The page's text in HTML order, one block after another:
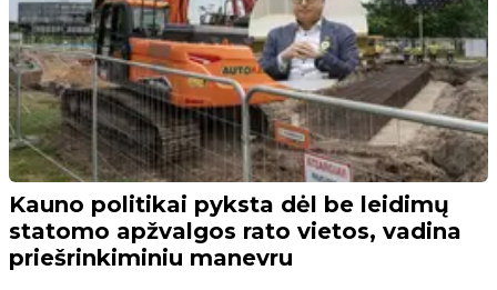
Kauno politikai pyksta dėl be leidimų
statomo apžvalgos rato vietos, vadina
priešrinkiminiu manevru